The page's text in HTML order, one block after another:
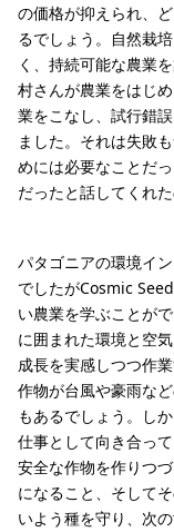
の価格が抑えられ、
るでしょう。自然栽
く、持続可能な農業
村さんが農業をはじ
業をこなし、試行錯
ました。それは失敗
めには必要なことだ
だったと話してくれ
パタゴニアの環境イ
でしたがCosmic
い農業を学ぶことが
に囲まれた環境と空
成長を実感しつつ作
作物が台風や豪雨な
もあるでしょう。し
仕事として向き合っ
安全な作物を作りつ
になること、そして
いよう種を守り、次